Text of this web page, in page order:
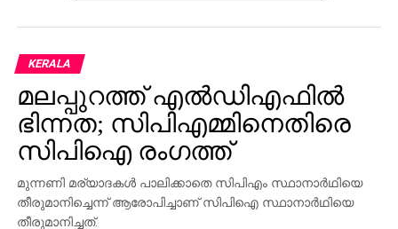
തുടര്‍ന്നാണ് കമ്മീഷന്‍ ഹിയറിങ്ങിന് വിളിച്ചതും തുടര്‍ന്ന്
വോട്ടര്‍ പട്ടികയില്‍ ഉള്‍പ്പെടുത്തിയതും. മുട്ടട വാര്‍ഡില്‍
വ്യാജ മേല്‍വിലാസം ഉപയോഗിച്ച് വൈഷ്ണയും
കുടുംബാംഗങ്ങളും വോട്ട് ചേര്‍ത്തു എന്നായിരുന്നു
പരാതി. മുട്ടടയിലെ സ്ഥിരതാമസക്കാരിയായ വൈഷ്ണയെ
സ്ഥിരതാമസക്കാരിയല്ലെന്ന പരാതിയുടെ
അടിസ്ഥാനത്തിലാണ് വോട്ടര്‍പട്ടികയില്‍ നിന്ന് കമ്മീഷന്‍
ഒഴിവാക്കിയത്.
എന്നാല്‍, വോട്ടര്‍ പട്ടികയില്‍ നിന്ന് ഒഴിവാക്കിയത്
KERALA
മലപ്പുറത്ത് എല്‍ഡിഎഫില്‍
ഭിന്നത; സിപിഎമ്മിനെതിരെ
സിപിഐ രംഗത്ത്
മുന്നണി മര്യാദകള്‍ പാലിക്കാതെ സിപിഎം സ്ഥാനാര്‍ഥിയെ
തീരുമാനിച്ചെന്ന് ആരോപിച്ചാണ് സിപിഐ സ്ഥാനാര്‍ഥിയെ
തീരുമാനിച്ചത്.